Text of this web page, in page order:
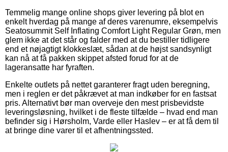
Temmelig mange online shops giver levering på blot en
enkelt hverdag på mange af deres varenumre, eksempelvis
Seatosummit Self Inflating Comfort Light Regular Grøn, men
glem ikke at det står og falder med at du bestiller tidligere
end et nøjagtigt klokkeslæt, sådan at de højst sandsynligt
kan nå at få pakken skippet afsted forud for at de
lageransatte har fyraften.
Enkelte outlets på nettet garanterer fragt uden beregning,
men i reglen er det påkrævet at man indkøber for en fastsat
pris. Alternativt bør man overveje den mest prisbevidste
leveringsløsning, hvilket i de fleste tilfælde – hvad end man
befinder sig i Hørsholm, Varde eller Haslev – er at få dem til
at bringe dine varer til et afhentningssted.